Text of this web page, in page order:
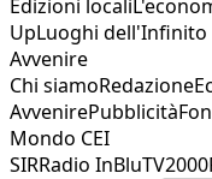
Edizioni locali
UpLuoghi dell'Infinito
Avvenire
Chi siamoRedazione
AvvenirePubblicità
Mondo CEI
SIRRadio InBluTV2000